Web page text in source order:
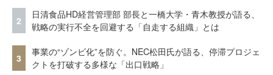
2
日清食品HD経営管理部 部長と一橋大学・青木教授が語る、
戦略の実行不全を回避する「自走する組織」とは
3
事業の“ゾンビ化”を防ぐ。NEC松田氏が語る、停滞プロジェ
クトを打破する多様な「出口戦略」